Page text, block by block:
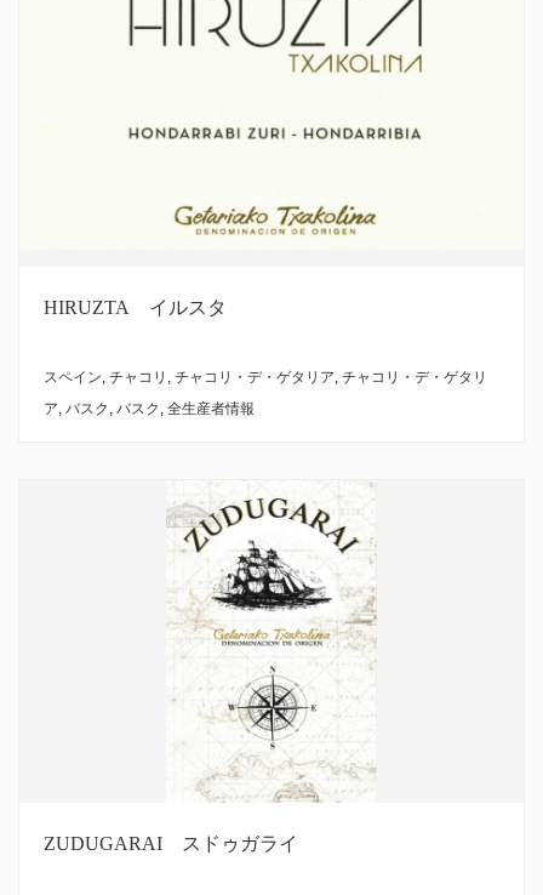
HIRUZTA イルスタ
スペイン, チャコリ , チャコリ・デ・ゲタリア, チャコリ・デ・ゲタリ
ア, バスク , バスク , 全生産者情報
ZUDUGARAI スドゥガライ